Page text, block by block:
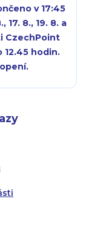
v 17:45
17. 8., 19. 8. a
CzechPoint
12.45 hodin.